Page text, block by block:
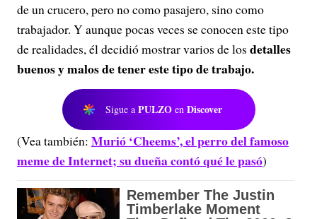
de un crucero, pero no como pasajero, sino como
trabajador. Y aunque pocas veces se conocen este tipo
de realidades, él decidió mostrar varios de los detalles
buenos y malos de tener este tipo de trabajo.
Sigue a PULZO en Discover
(Vea también: Murió ‘Cheems’, el perro del famoso
meme de Internet; su dueña contó qué le pasó)